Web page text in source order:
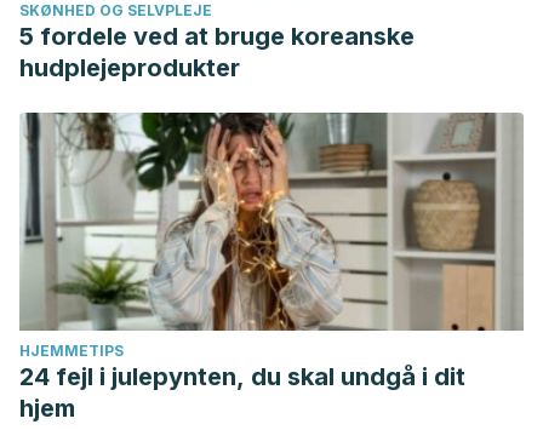
SKØNHED OG SELVPLEJE
5 fordele ved at bruge koreanske
hudplejeprodukter
HJEMMETIPS
24 fejl i julepynten, du skal undgå i dit
hjem